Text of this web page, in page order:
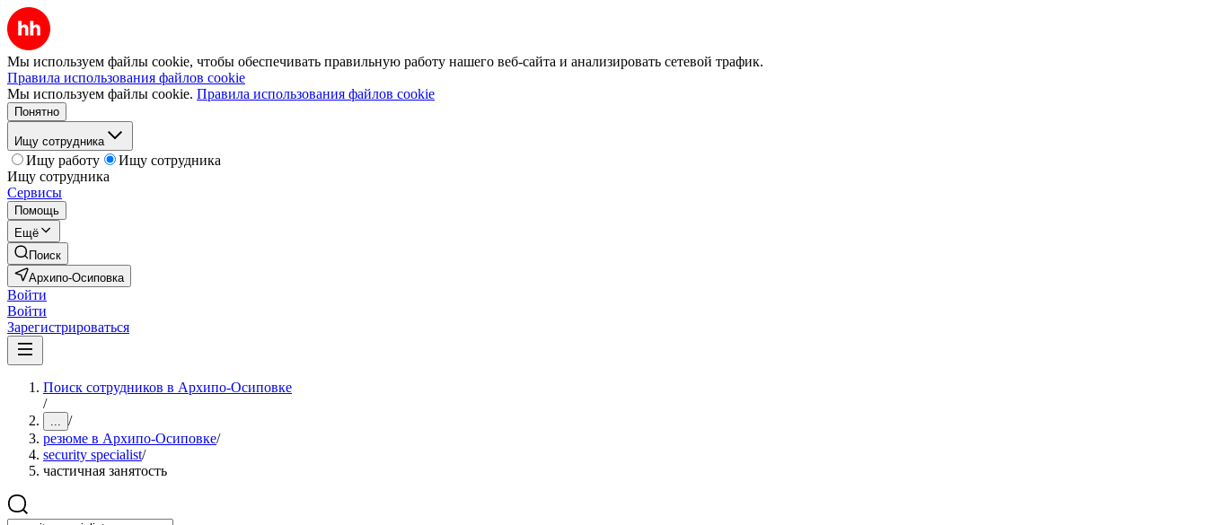
Мы используем файлы cookie, чтобы обеспечивать правильную работу нашего веб-сайта и анализировать сетевой трафик.
Правила использования файлов cookie
Мы используем файлы cookie. Правила использования файлов cookie
Понятно
Ищу сотрудника
Ищу работу
Ищу сотрудника
Ищу сотрудника
Сервисы
Помощь
Ещё
Поиск
Архипо-Осиповка
Войти
Войти
Зарегистрироваться
Поиск сотрудников в Архипо-Осиповке
/
... /
резюме в Архипо-Осиповке/
security specialist/
частичная занятость